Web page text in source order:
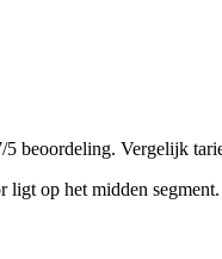
beoordeling. Vergelijk
ligt op het midden segment.